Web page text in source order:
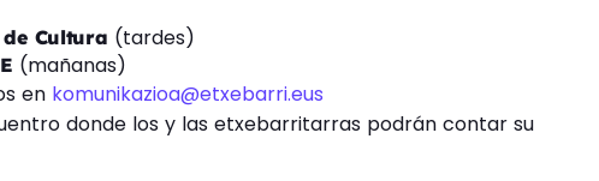
de Cultura (tardes)
(mañanas)
en komunikazioa@etxebarri.eus
donde los y las etxebarritarras podrán contar su